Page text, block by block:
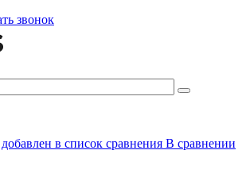
звонок
в список сравнения В сравнении